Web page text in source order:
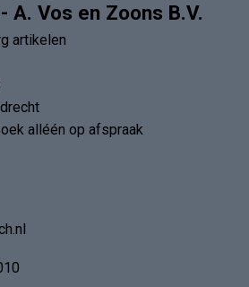
A. Vos en Zoons B.V.
artikelen
alléén op afspraak